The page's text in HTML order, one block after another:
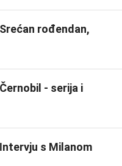
rođendan,
- serija i
s Milanom